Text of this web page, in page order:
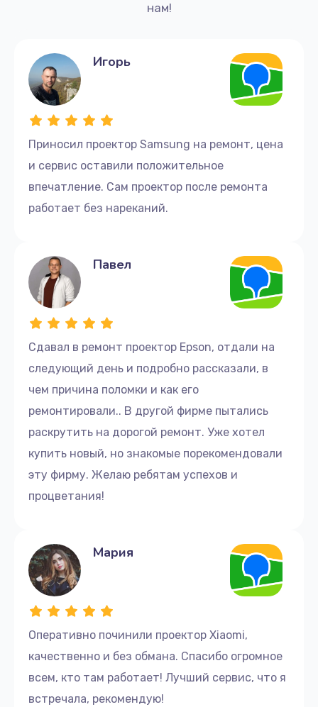
нам!
Приносил проектор Samsung на ремонт, цена
и сервис оставили положительное
впечатление. Сам проектор после ремонта
работает без нареканий.
Игорь
Сдавал в ремонт проектор Epson, отдали на
следующий день и подробно рассказали, в
чем причина поломки и как его
ремонтировали.. В другой фирме пытались
раскрутить на дорогой ремонт. Уже хотел
купить новый, но знакомые порекомендовали
эту фирму. Желаю ребятам успехов и
процветания!
Павел
Оперативно починили проектор Xiaomi,
качественно и без обмана. Спасибо огромное
всем, кто там работает! Лучший сервис, что я
встречала, рекомендую!
Мария